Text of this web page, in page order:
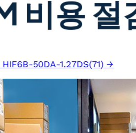
비용 절
HIF6B-50DA-1.27DS(71) →